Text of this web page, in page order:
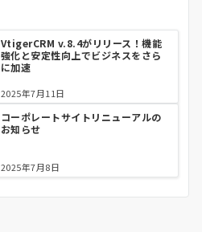
VtigerCRM v.8.4がリリース！機能
強化と安定性向上でビジネスをさら
に加速
2025年7月11日
コーポレートサイトリニューアルの
お知らせ
2025年7月8日